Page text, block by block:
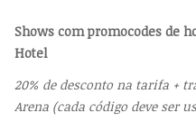
Shows com promocodes de
Hotel
20% de desconto na tarifa +
Arena (cada código deve ser